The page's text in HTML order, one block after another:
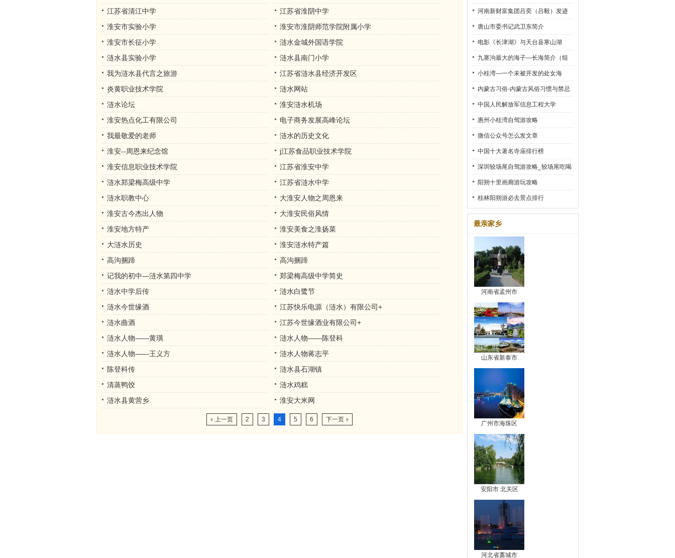
江苏省清江中学
江苏省淮阴中学
淮安市实验小学
淮安市淮阴师范学院附属小学
淮安市长征小学
涟水金城外国语学院
涟水县实验小学
涟水县南门小学
我为涟水县代言之旅游
江苏省涟水县经济开发区
炎黄职业技术学院
涟水网站
涟水论坛
淮安涟水机场
淮安热点化工有限公司
电子商务发展高峰论坛
我最敬爱的老师
涟水的历史文化
淮安--周恩来纪念馆
j江苏食品职业技术学院
淮安信息职业技术学院
江苏省淮安中学
涟水郑梁梅高级中学
江苏省涟水中学
涟水职教中心
大淮安人物之周恩来
淮安古今杰出人物
大淮安民俗风情
淮安地方特产
淮安美食之淮扬菜
大涟水历史
淮安涟水特产篇
高沟捆蹄
高沟捆蹄
记我的初中—涟水第四中学
郑梁梅高级中学简史
涟水中学后传
涟水白鹭节
涟水今世缘酒
江苏快乐电源（涟水）有限公司+
涟水曲酒
江苏今世缘酒业有限公司+
涟水人物——黄璜
涟水人物——陈登科
涟水人物——王义方
涟水人物蒋志平
陈登科传
涟水县石湖镇
清蒸鸭饺
涟水鸡糕
涟水县黄营乡
淮安大米网
上一页 2 3 4 5 6 下一页
河南新财富集团吕奕（吕毅）发迹
史
唐山市委书记武卫东简介
电影《长津湖》与天台县寒山湖
九寨沟最大的海子—长海简介（组
图）
小桂湾—一个未被开发的处女海
内蒙古习俗-内蒙古风俗习惯与禁忌
中国人民解放军信息工程大学
惠州小桂湾自驾游攻略
微信公众号怎么发文章
中国十大著名寺庙排行榜
深圳较场尾自驾游攻略_较场尾吃喝
玩乐全攻略
阳朔十里画廊游玩攻略
桂林阳朔游必去景点排行
最亲家乡
河南省孟州市
山东省新泰市
广州市海珠区
安阳市 北关区
河北省藁城市